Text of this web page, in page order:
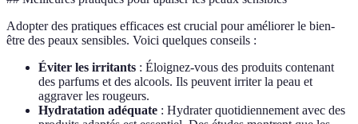
Adopter des pratiques efficaces est crucial pour améliorer le bien-
être des peaux sensibles. Voici quelques conseils :
Éviter les irritants : Éloignez-vous des produits contenant
des parfums et des alcools. Ils peuvent irriter la peau et
aggraver les rougeurs.
Hydratation adéquate : Hydrater quotidiennement avec des